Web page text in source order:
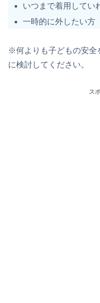
いつまで着用してい
一時的に外したい方
※何よりも子どもの安全
に検討してください。
ス